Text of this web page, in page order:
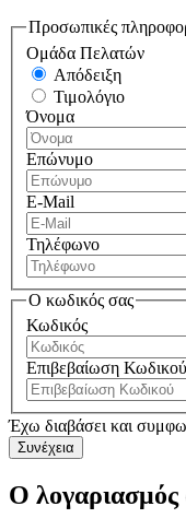
Προσωπικές
Ομάδα Πελατών
Απόδειξη
Τιμολόγιο
Όνομα
Επώνυμο
E-Mail
Τηλέφωνο
Ο κωδικός σας
Κωδικός
Επιβεβαίωση Κωδικού
Έχω διαβάσει και
Ο λογαριασμός